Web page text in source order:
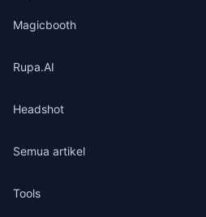
Magicbooth
Rupa.AI
Headshot
Semua artikel
Tools